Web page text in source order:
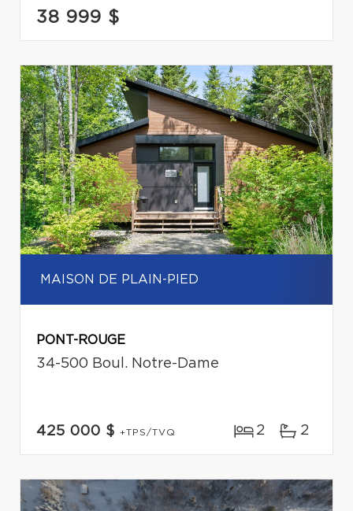
38 999 $
MAISON DE PLAIN-PIED
PONT-ROUGE
34-500 Boul. Notre-Dame
425 000 $ +TPS/TVQ 2 2